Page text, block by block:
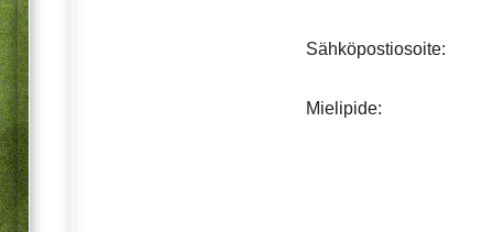
Sähköpostiosoite:
Mielipide: